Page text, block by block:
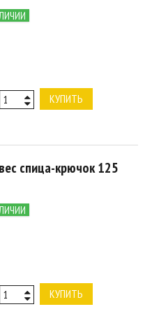
КУПИТЬ
спица-крючок 125
КУПИТЬ